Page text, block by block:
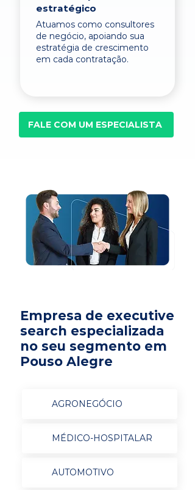
estratégico
Atuamos como consultores
de negócio, apoiando sua
estratégia de crescimento
em cada contratação.
FALE COM UM ESPECIALISTA
Empresa de executive
search especializada
no seu segmento em
Pouso Alegre
AGRONEGÓCIO
MÉDICO-HOSPITALAR
AUTOMOTIVO